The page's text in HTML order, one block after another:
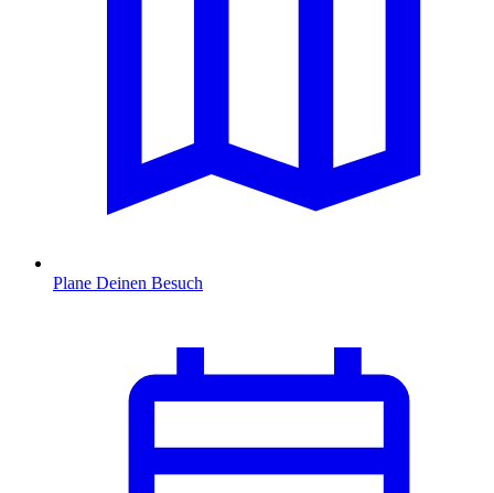
Plane Deinen Besuch